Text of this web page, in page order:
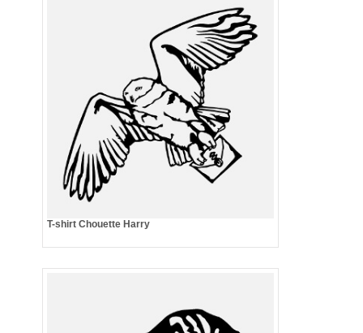
T-shirt Chouette Harry